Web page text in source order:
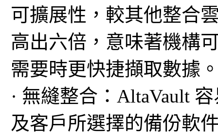
可擴展性，較其他整合
高出六倍，意味著機構
需要時更快捷擷取數據
· 無縫整合：AltaVault
及客戶所選擇的備份軟